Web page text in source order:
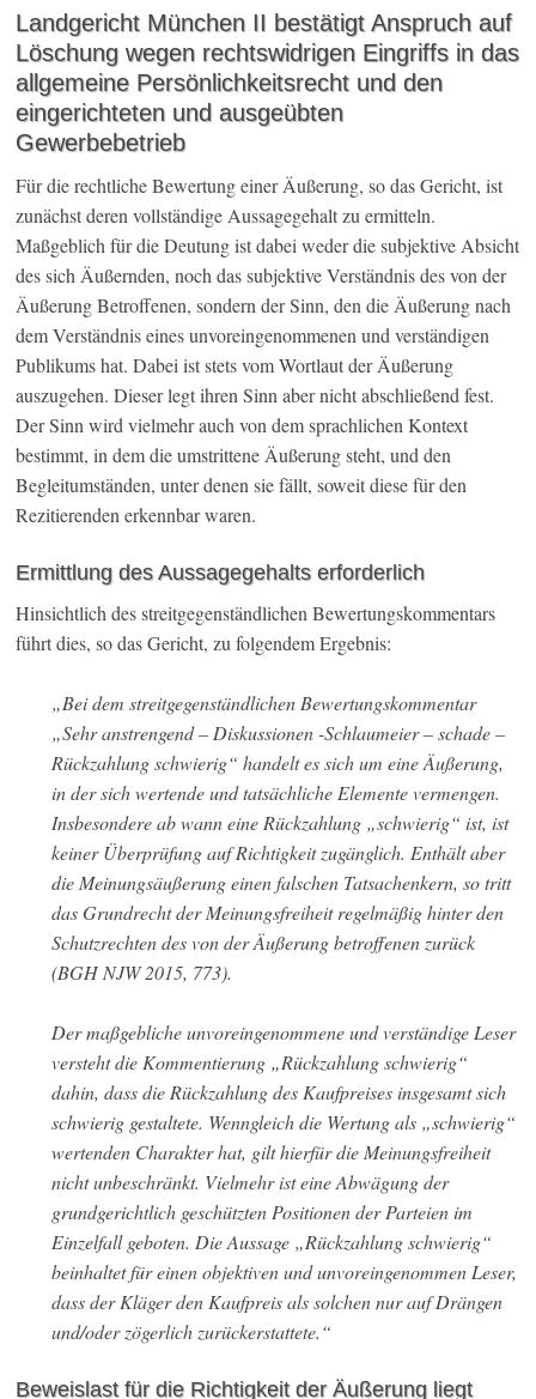
Landgericht München II bestätigt Anspruch auf
Löschung wegen rechtswidrigen Eingriffs in das
allgemeine Persönlichkeitsrecht und den
eingerichteten und ausgeübten
Gewerbebetrieb
Für die rechtliche Bewertung einer Äußerung, so das Gericht, ist
zunächst deren vollständige Aussagegehalt zu ermitteln.
Maßgeblich für die Deutung ist dabei weder die subjektive Absicht
des sich Äußernden, noch das subjektive Verständnis des von der
Äußerung Betroffenen, sondern der Sinn, den die Äußerung nach
dem Verständnis eines unvoreingenommenen und verständigen
Publikums hat. Dabei ist stets vom Wortlaut der Äußerung
auszugehen. Dieser legt ihren Sinn aber nicht abschließend fest.
Der Sinn wird vielmehr auch von dem sprachlichen Kontext
bestimmt, in dem die umstrittene Äußerung steht, und den
Begleitumständen, unter denen sie fällt, soweit diese für den
Rezitierenden erkennbar waren.
Ermittlung des Aussagegehalts erforderlich
Hinsichtlich des streitgegenständlichen Bewertungskommentars
führt dies, so das Gericht, zu folgendem Ergebnis:
„Bei dem streitgegenständlichen Bewertungskommentar
„Sehr anstrengend – Diskussionen -Schlaumeier – schade –
Rückzahlung schwierig“ handelt es sich um eine Äußerung,
in der sich wertende und tatsächliche Elemente vermengen.
Insbesondere ab wann eine Rückzahlung „schwierig“ ist, ist
keiner Überprüfung auf Richtigkeit zugänglich. Enthält aber
die Meinungsäußerung einen falschen Tatsachenkern, so tritt
das Grundrecht der Meinungsfreiheit regelmäßig hinter den
Schutzrechten des von der Äußerung betroffenen zurück
(BGH NJW 2015, 773).
Der maßgebliche unvoreingenommene und verständige Leser
versteht die Kommentierung „Rückzahlung schwierig“
dahin, dass die Rückzahlung des Kaufpreises insgesamt sich
schwierig gestaltete. Wenngleich die Wertung als „schwierig“
wertenden Charakter hat, gilt hierfür die Meinungsfreiheit
nicht unbeschränkt. Vielmehr ist eine Abwägung der
grundgerichtlich geschützten Positionen der Parteien im
Einzelfall geboten. Die Aussage „Rückzahlung schwierig“
beinhaltet für einen objektiven und unvoreingenommen Leser,
dass der Kläger den Kaufpreis als solchen nur auf Drängen
und/oder zögerlich zurückerstattete.“
Beweislast für die Richtigkeit der Äußerung liegt